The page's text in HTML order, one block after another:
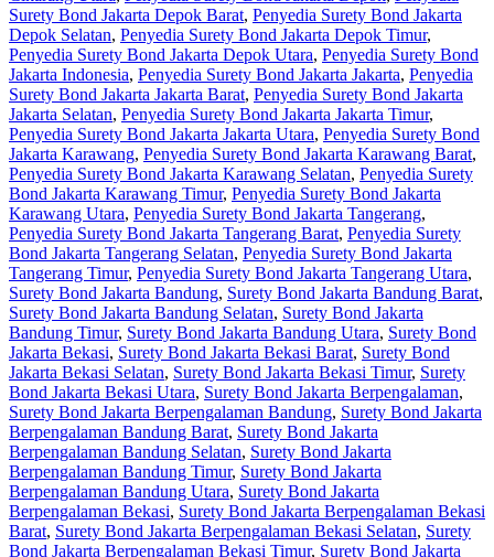
Surety Bond Jakarta Depok Barat, Penyedia Surety Bond Jakarta
Depok Selatan, Penyedia Surety Bond Jakarta Depok Timur,
Penyedia Surety Bond Jakarta Depok Utara, Penyedia Surety Bond
Jakarta Indonesia, Penyedia Surety Bond Jakarta Jakarta, Penyedia
Surety Bond Jakarta Jakarta Barat, Penyedia Surety Bond Jakarta
Jakarta Selatan, Penyedia Surety Bond Jakarta Jakarta Timur,
Penyedia Surety Bond Jakarta Jakarta Utara, Penyedia Surety Bond
Jakarta Karawang, Penyedia Surety Bond Jakarta Karawang Barat,
Penyedia Surety Bond Jakarta Karawang Selatan, Penyedia Surety
Bond Jakarta Karawang Timur, Penyedia Surety Bond Jakarta
Karawang Utara, Penyedia Surety Bond Jakarta Tangerang,
Penyedia Surety Bond Jakarta Tangerang Barat, Penyedia Surety
Bond Jakarta Tangerang Selatan, Penyedia Surety Bond Jakarta
Tangerang Timur, Penyedia Surety Bond Jakarta Tangerang Utara,
Surety Bond Jakarta Bandung, Surety Bond Jakarta Bandung Barat,
Surety Bond Jakarta Bandung Selatan, Surety Bond Jakarta
Bandung Timur, Surety Bond Jakarta Bandung Utara, Surety Bond
Jakarta Bekasi, Surety Bond Jakarta Bekasi Barat, Surety Bond
Jakarta Bekasi Selatan, Surety Bond Jakarta Bekasi Timur, Surety
Bond Jakarta Bekasi Utara, Surety Bond Jakarta Berpengalaman,
Surety Bond Jakarta Berpengalaman Bandung, Surety Bond Jakarta
Berpengalaman Bandung Barat, Surety Bond Jakarta
Berpengalaman Bandung Selatan, Surety Bond Jakarta
Berpengalaman Bandung Timur, Surety Bond Jakarta
Berpengalaman Bandung Utara, Surety Bond Jakarta
Berpengalaman Bekasi, Surety Bond Jakarta Berpengalaman Bekasi
Barat, Surety Bond Jakarta Berpengalaman Bekasi Selatan, Surety
Bond Jakarta Berpengalaman Bekasi Timur, Surety Bond Jakarta